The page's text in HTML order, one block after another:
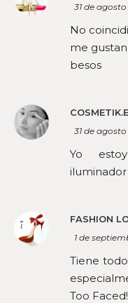
31 de
No
me
besos
31 de agosto
Yo
iluminador
FASHION
1 de
Tiene
Too